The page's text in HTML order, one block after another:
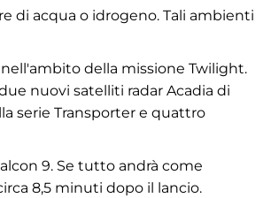
di acqua o idrogeno. Tali ambienti
della missione Twilight.
nuovi satelliti radar Acadia di
serie Transporter e quattro
9. Se tutto andrà come
8,5 minuti dopo il lancio.